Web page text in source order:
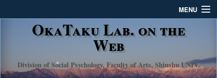
MENU
CONTACT
OkaTaku Lab. on the
Web
Division of Social Psychology, Faculty of Arts, Shinshu UNIV.